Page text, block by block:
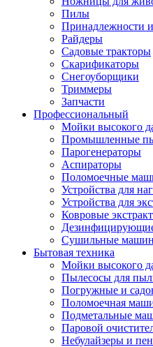
Пилы
Принадлежности
Райдеры
Садовые тракторы
Скарификаторы
Снегоуборщики
Триммеры
Запчасти
Профессиональный
Мойки высокого
Промышленные
Парогенераторы
Аспираторы
Поломоечные
Устройства для
Устройства для
Ковровые
Дезинфицирующие
Сушильные
Бытовая техника
Мойки высокого
Пылесосы для
Погружные и
Поломоечная
Подметальные
Паровой
Небулайзеры и